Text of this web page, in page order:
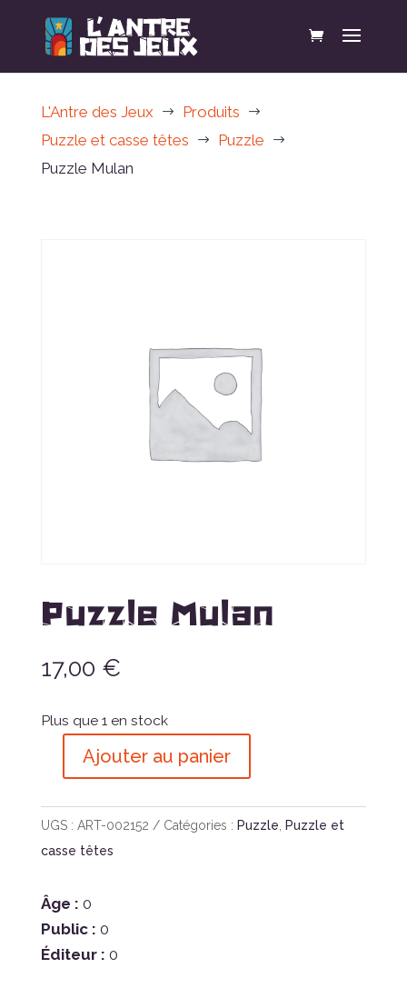
L'Antre des Jeux $ Produits $
Puzzle et casse têtes $ Puzzle $
Puzzle Mulan
Puzzle Mulan
17,00 €
Plus que 1 en stock
quantité
Puzzle
Mulan
Ajouter au panier
UGS : ART-002152 Catégories : Puzzle, Puzzle et
casse têtes
Âge : 0
Public : 0
Éditeur : 0